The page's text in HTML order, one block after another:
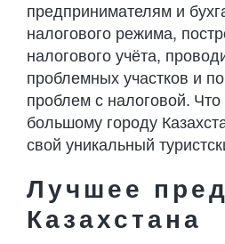
предпринимателям и
налогового режима,
налогового учёта,
проблемных участков и
проблем с налоговой.
большому городу
свой уникальный
Лучшее
Казахстана